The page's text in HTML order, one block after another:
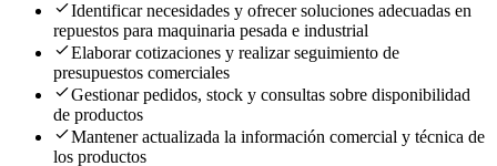
Identificar necesidades y ofrecer soluciones adecuadas en
repuestos para maquinaria pesada e industrial
Elaborar cotizaciones y realizar seguimiento de
presupuestos comerciales
Gestionar pedidos, stock y consultas sobre disponibilidad
de productos
Mantener actualizada la información comercial y técnica de
los productos